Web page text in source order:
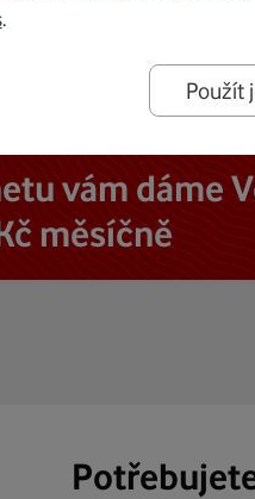
vám dáme
měsíčně
.
Použít